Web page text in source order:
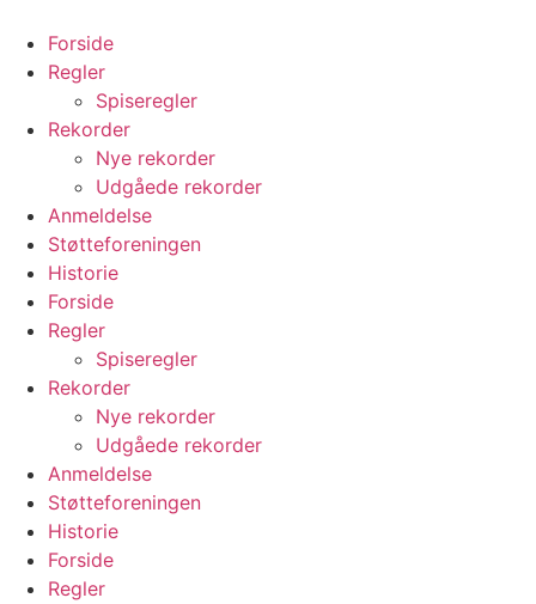
indhold
Forside
Regler
Spiseregler
Rekorder
Nye rekorder
Udgåede rekorder
Anmeldelse
Støtteforeningen
Historie
Forside
Regler
Spiseregler
Rekorder
Nye rekorder
Udgåede rekorder
Anmeldelse
Støtteforeningen
Historie
Forside
Regler